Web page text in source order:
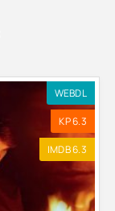
WEBDL
KP 6.3
IMDB 6.3